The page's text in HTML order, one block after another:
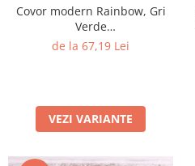
Covor modern Rainbow, Gri
Verde
0238A,Living,Dormitor,Hol, 60
de la 67,19 Lei
VEZI VARIANTE